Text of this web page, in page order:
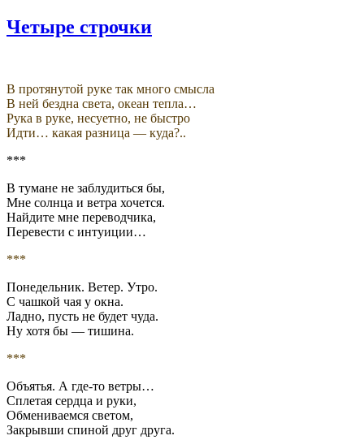
Четыре строчки
В протянутой руке так много смысла
В ней бездна света, океан тепла…
Рука в руке, несуетно, не быстро
Идти… какая разница — куда?..
***
В тумане не заблудиться бы,
Мне солнца и ветра хочется.
Найдите мне переводчика,
Перевести с интуиции…
***
Понедельник. Ветер. Утро.
С чашкой чая у окна.
Ладно, пусть не будет чуда.
Ну хотя бы — тишина.
***
Объятья. А где-то ветры…
Сплетая сердца и руки,
Обмениваемся светом,
Закрывши спиной друг друга.